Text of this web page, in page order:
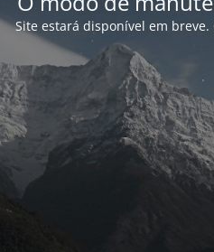
Site estará disponível em